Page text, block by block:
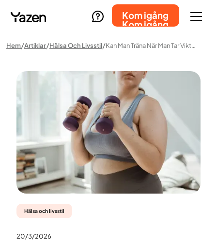
Kom igång
Kom igång
Hem Artiklar Hälsa Och Livsstil Kan Man Träna När Man Tar Viktminskningsläkemedel?
Hälsa och livsstil
20/3/2026